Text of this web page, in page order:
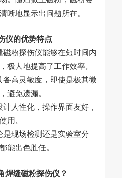
晰地显示出问题所在。
仪的优势特点
磁粉探伤仪能够在短时间内
极大地提高了工作效率。
备高灵敏度，即使是极其微
避免遗漏。
人性化，操作界面友好，
用。
是现场检测还是实验室分
能出色胜任。
焊缝磁粉探伤仪？